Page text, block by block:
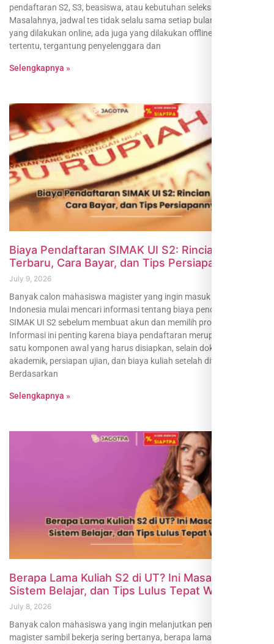
pendaftaran S2, S3, beasiswa, atau kebutuhan seleksi tertentu.
Masalahnya, jadwal tes tidak selalu sama setiap bulan. Ada tes
yang dilakukan online, ada juga yang dilakukan offline di lokasi
tertentu, tergantung penyelenggara dan
Selengkapnya »
Biaya Pendaftaran SIMAK UI S2: Rincian
Terbaru, Cara Bayar, dan Tips Persiapannya
July 9, 2026
Banyak calon mahasiswa magister yang ingin masuk Universitas
Indonesia mulai mencari informasi tentang biaya pendaftaran
SIMAK UI S2 sebelum membuat akun dan memilih program studi.
Informasi ini penting karena biaya pendaftaran merupakan salah
satu komponen awal yang harus disiapkan, selain dokumen
akademik, persiapan ujian, dan biaya kuliah setelah diterima.
Berdasarkan
Selengkapnya »
Berapa Lama Kuliah S2 di UT? Ini Masa Studi,
Sistem Belajar, dan Tips Lulus Tepat Waktu
July 8, 2026
Banyak calon mahasiswa yang ingin melanjutkan pendidikan
magister sambil bekerja sering bertanya, berapa lama kuliah S2 di